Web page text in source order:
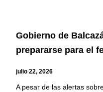
Gobierno de
prepararse para el
julio 22, 2026
A pesar de las alertas